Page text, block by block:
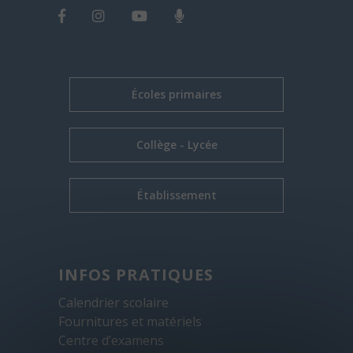
Écoles primaires
Collège - Lycée
Établissement
INFOS PRATIQUES
Calendrier scolaire
Fournitures et matériels
Centre d’examens